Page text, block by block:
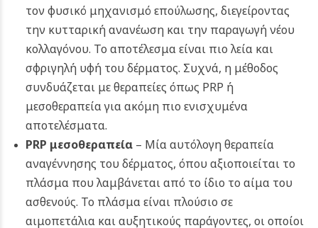
τον φυσικό μηχανισμό επούλωσης, διεγείροντας
την κυτταρική ανανέωση και την παραγωγή νέου
κολλαγόνου. Το αποτέλεσμα είναι πιο λεία και
σφριγηλή υφή του δέρματος. Συχνά, η μέθοδος
συνδυάζεται με θεραπείες όπως PRP ή
μεσοθεραπεία για ακόμη πιο ενισχυμένα
αποτελέσματα.
PRP μεσοθεραπεία– Μία αυτόλογη θεραπεία
αναγέννησης του δέρματος, όπου αξιοποιείται το
πλάσμα που λαμβάνεται από το ίδιο το αίμα του
ασθενούς. Το πλάσμα είναι πλούσιο σε
αιμοπετάλια και αυξητικούς παράγοντες, οι οποίοι